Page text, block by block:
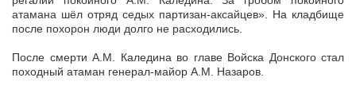
атамана шёл отряд седых партизан-аксайцев». На кладбище
после похорон люди долго не расходились.
После смерти А.М. Каледина во главе Войска Донского стал
походный атаман генерал-майор А.М. Назаров.